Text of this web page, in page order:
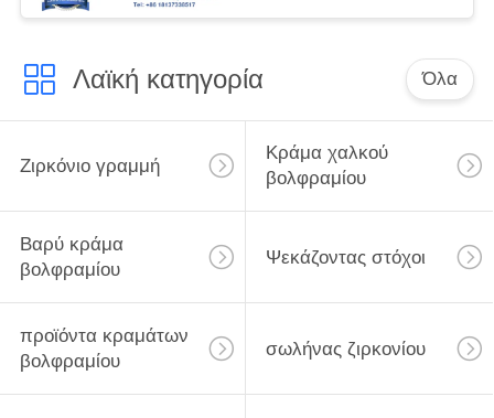
Λαϊκή κατηγορία Όλα
Ζιρκόνιο γραμμή
Κράμα χαλκού
βολφραμίου
Βαρύ κράμα
βολφραμίου
Ψεκάζοντας στόχοι
προϊόντα κραμάτων
βολφραμίου
σωλήνας ζιρκονίου